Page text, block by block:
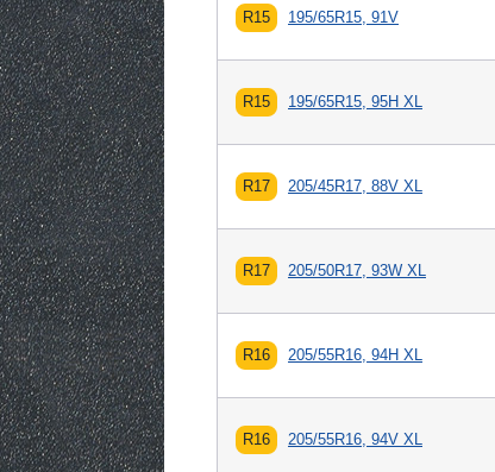
R15 195/65R15, 91V
R15 195/65R15, 95H XL
R17 205/45R17, 88V XL
R17 205/50R17, 93W XL
R16 205/55R16, 94H XL
R16 205/55R16, 94V XL